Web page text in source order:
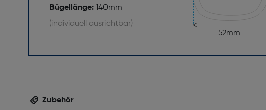
Bügellänge: 140mm
(individuell ausrichtbar)
52mm
Zubehör